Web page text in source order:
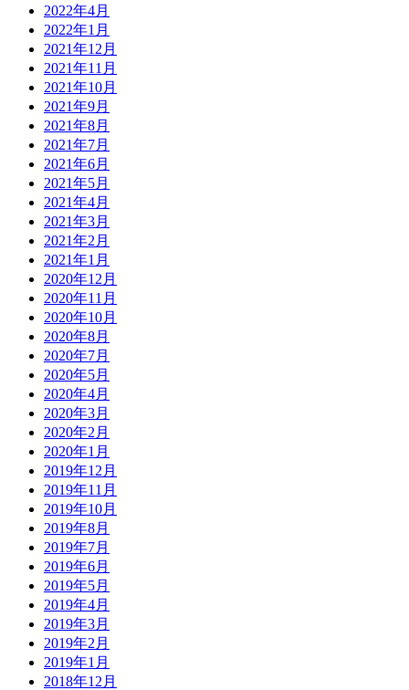
2022年4月
2022年1月
2021年12月
2021年11月
2021年10月
2021年9月
2021年8月
2021年7月
2021年6月
2021年5月
2021年4月
2021年3月
2021年2月
2021年1月
2020年12月
2020年11月
2020年10月
2020年8月
2020年7月
2020年5月
2020年4月
2020年3月
2020年2月
2020年1月
2019年12月
2019年11月
2019年10月
2019年8月
2019年7月
2019年6月
2019年5月
2019年4月
2019年3月
2019年2月
2019年1月
2018年12月